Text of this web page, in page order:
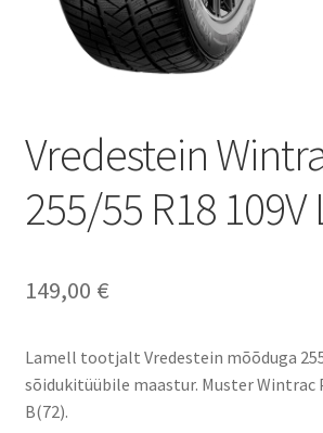
Vredestein
255/55 R18
149,00 €
Lamell tootjalt Vredestein mõõduga
sõidukitüübile maastur. Muster Wintrac
B(72).